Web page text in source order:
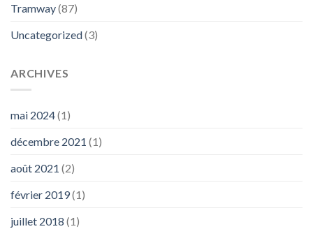
Tramway(87)
Uncategorized(3)
ARCHIVES
mai 2024(1)
décembre 2021 (1)
août 2021 (2)
février 2019(1)
juillet 2018 (1)